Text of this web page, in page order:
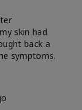
skin had
back a
symptoms.